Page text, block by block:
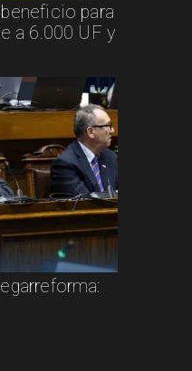
para
a 6.000 UF y